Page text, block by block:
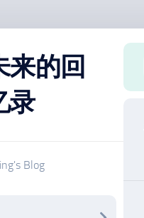
来的回
录
Blog